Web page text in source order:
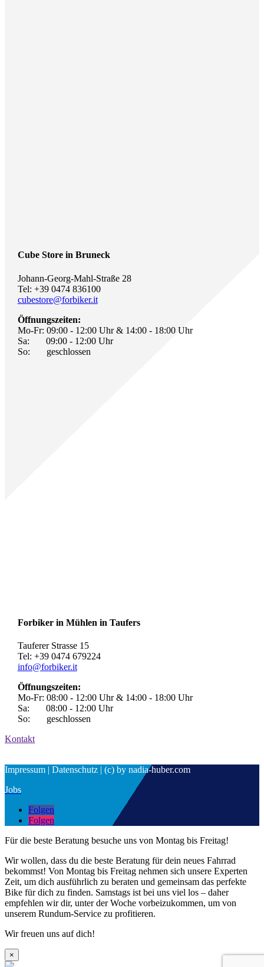
Cube Store in Bruneck
Johann-Georg-Mahl-Straße 28
Tel: +39 0474 836100
cubestore@forbiker.it
Öffnungszeiten:
Mo-Fr: 09:00 - 12:00 Uhr & 14:00 - 18:00 Uhr
Sa: 09:00 - 12:00 Uhr
So: geschlossen
Forbiker in Mühlen in Taufers
Tauferer Strasse 15
Tel: +39 0474 679224
info@forbiker.it
Öffnungszeiten:
Mo-Fr: 08:00 - 12:00 Uhr & 14:00 - 18:00 Uhr
Sa: 08:00 - 12:00 Uhr
So: geschlossen
Kontakt
Impressum | Datenschutz | (c) by nadia-huber.com
Jobs
Folgen
Folgen
Für die beste Beratung besuche uns von Montag bis Freitag!
Wir wollen, dass du die beste Beratung für dein neues Fahrrad
bekommst! Von Montag bis Freitag nehmen sich unsere Experten
Zeit, um dich ausführlich zu beraten und gemeinsam das perfekte
Bike für dich zu finden. Samstags ist bei uns viel los – daher
empfehlen wir dir, unter der Woche vorbeizukommen, um von
unserem Rundum-Service zu profitieren.
Wir freuen uns auf dich!
×